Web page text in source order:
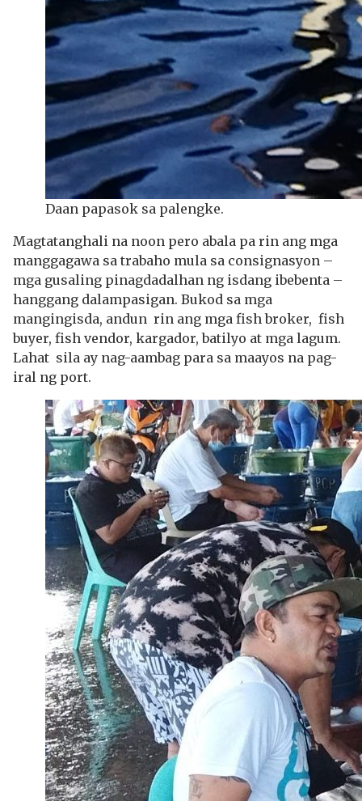
Daan papasok sa palengke.
Magtatanghali na noon pero abala pa rin ang mga
manggagawa sa trabaho mula sa consignasyon –
mga gusaling pinagdadalhan ng isdang ibebenta –
hanggang dalampasigan. Bukod sa mga
mangingisda, andun rin ang mga fish broker, fish
buyer, fish vendor, kargador, batilyo at mga lagum.
Lahat sila ay nag-aambag para sa maayos na pag-
iral ng port.